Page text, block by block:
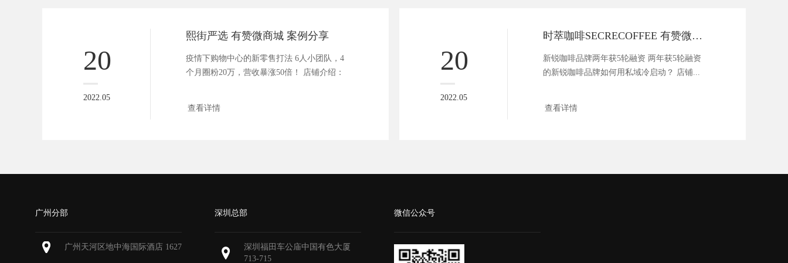
20
2022.05
熙街严选 有赞微商城 案例分享
疫情下购物中心的新零售打法 6人小团队，4
个月圈粉20万，营收暴涨50倍！ 店铺介绍：
查看详情
20
2022.05
时萃咖啡SECRECOFFEE 有赞微商城 案例分享
新锐咖啡品牌两年获5轮融资 两年获5轮融资
的新锐咖啡品牌如何用私域冷启动？ 店铺...
查看详情
广州分部
广州天河区地中海国际酒店 1627
深圳总部
深圳福田车公庙中国有色大厦
713-715
微信公众号